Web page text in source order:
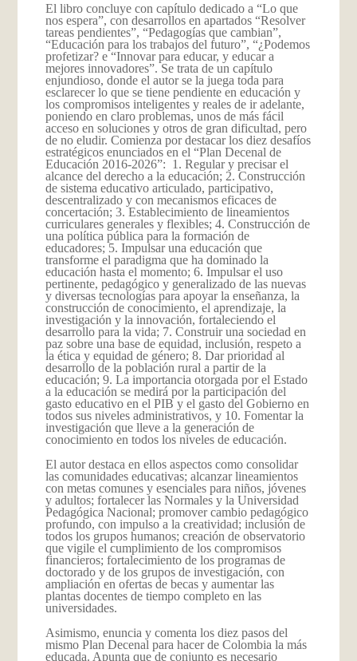
El libro concluye con capítulo dedicado a “Lo que
nos espera”, con desarrollos en apartados “Resolver
tareas pendientes”, “Pedagogías que cambian”,
“Educación para los trabajos del futuro”, “¿Podemos
profetizar? e “Innovar para educar, y educar a
mejores innovadores”. Se trata de un capítulo
enjundioso, donde el autor se la juega toda para
esclarecer lo que se tiene pendiente en educación y
los compromisos inteligentes y reales de ir adelante,
poniendo en claro problemas, unos de más fácil
acceso en soluciones y otros de gran dificultad, pero
de no eludir. Comienza por destacar los diez desafíos
estratégicos enunciados en el “Plan Decenal de
Educación 2016-2026”: 1. Regular y precisar el
alcance del derecho a la educación; 2. Construcción
de sistema educativo articulado, participativo,
descentralizado y con mecanismos eficaces de
concertación; 3. Establecimiento de lineamientos
curriculares generales y flexibles; 4. Construcción de
una política pública para la formación de
educadores; 5. Impulsar una educación que
transforme el paradigma que ha dominado la
educación hasta el momento; 6. Impulsar el uso
pertinente, pedagógico y generalizado de las nuevas
y diversas tecnologías para apoyar la enseñanza, la
construcción de conocimiento, el aprendizaje, la
investigación y la innovación, fortaleciendo el
desarrollo para la vida; 7. Construir una sociedad en
paz sobre una base de equidad, inclusión, respeto a
la ética y equidad de género; 8. Dar prioridad al
desarrollo de la población rural a partir de la
educación; 9. La importancia otorgada por el Estado
a la educación se medirá por la participación del
gasto educativo en el PIB y el gasto del Gobierno en
todos sus niveles administrativos, y 10. Fomentar la
investigación que lleve a la generación de
conocimiento en todos los niveles de educación.
El autor destaca en ellos aspectos como consolidar
las comunidades educativas; alcanzar lineamientos
con metas comunes y esenciales para niños, jóvenes
y adultos; fortalecer las Normales y la Universidad
Pedagógica Nacional; promover cambio pedagógico
profundo, con impulso a la creatividad; inclusión de
todos los grupos humanos; creación de observatorio
que vigile el cumplimiento de los compromisos
financieros; fortalecimiento de los programas de
doctorado y de los grupos de investigación, con
ampliación en ofertas de becas y aumentar las
plantas docentes de tiempo completo en las
universidades.
Asimismo, enuncia y comenta los diez pasos del
mismo Plan Decenal para hacer de Colombia la más
educada. Apunta que de conjunto es necesario